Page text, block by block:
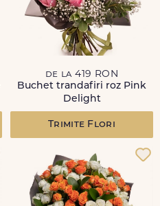
de la 419 RON
Buchet trandafiri roz Pink
Delight
Trimite Flori